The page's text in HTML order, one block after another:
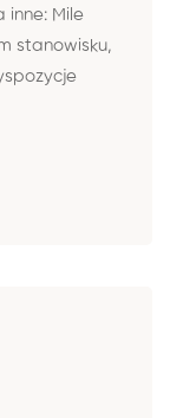
inne: Mile
stanowisku,